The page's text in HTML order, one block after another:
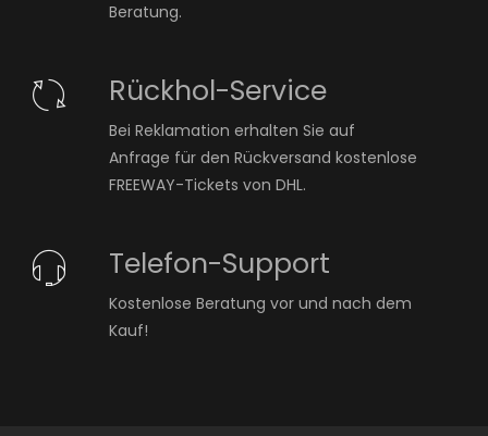
Beratung.
Rückhol-Service
Bei Reklamation erhalten Sie auf
Anfrage für den Rückversand kostenlose
FREEWAY-Tickets von DHL.
Telefon-Support
Kostenlose Beratung vor und nach dem
Kauf!